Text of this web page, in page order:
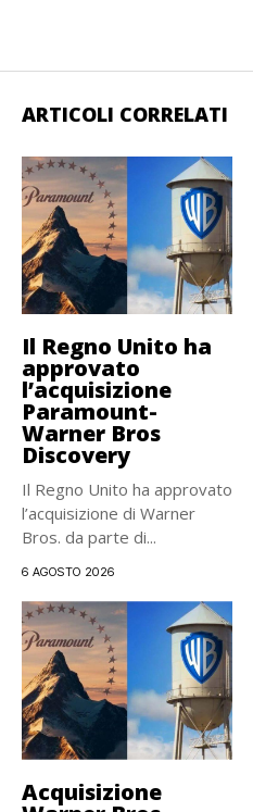
ARTICOLI CORRELATI
Il Regno Unito ha
approvato
l’acquisizione
Paramount-
Warner Bros
Discovery
Il Regno Unito ha approvato
l’acquisizione di Warner
Bros. da parte di...
6 AGOSTO 2026
Acquisizione